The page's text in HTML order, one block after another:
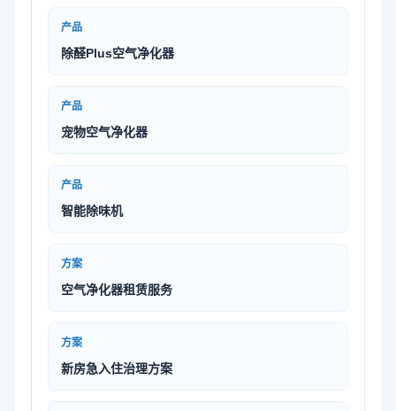
产品
除醛Plus空气净化器
产品
宠物空气净化器
产品
智能除味机
方案
空气净化器租赁服务
方案
新房急入住治理方案